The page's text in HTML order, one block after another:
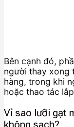
Bên cạnh đó,
người thay xong
hàng, trong khi
hoặc thao tác
Vì sao lưỡi gạt
không sạch?